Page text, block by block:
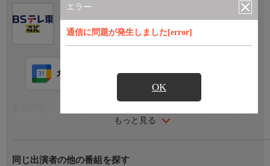
エラー
通信に問題が発生しました[error]
OK
Ch.171
BSテレ東 4K
もっと見る
カレンダー登録 アプリ視聴
ミュージカル俳優の新妻聖子さんと俳優の西岡徳馬さんを迎えて
時に聞く新妻さんの曲とは！？▽日本ワインの旅は千葉県銚子
同じ出演者の他の番組を探す